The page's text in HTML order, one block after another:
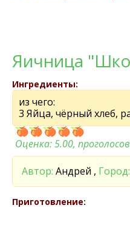
Яичница
Ингредиенты:
из чего:
3 Яйца, чёрный хлеб,
Оценка:5.00,
Автор: Андрей , Город:
Приготовление: